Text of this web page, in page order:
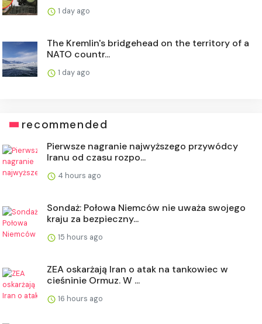
1 day ago
The Kremlin's bridgehead on the territory of a
NATO countr...
1 day ago
recommended
Pierwsze nagranie najwyższego przywódcy
Iranu od czasu rozpo...
4 hours ago
Sondaż: Połowa Niemców nie uważa swojego
kraju za bezpieczny...
15 hours ago
ZEA oskarżają Iran o atak na tankowiec w
cieśninie Ormuz. W ...
16 hours ago